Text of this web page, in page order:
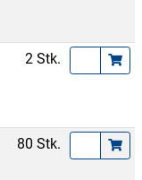
2 Stk.
80 Stk.